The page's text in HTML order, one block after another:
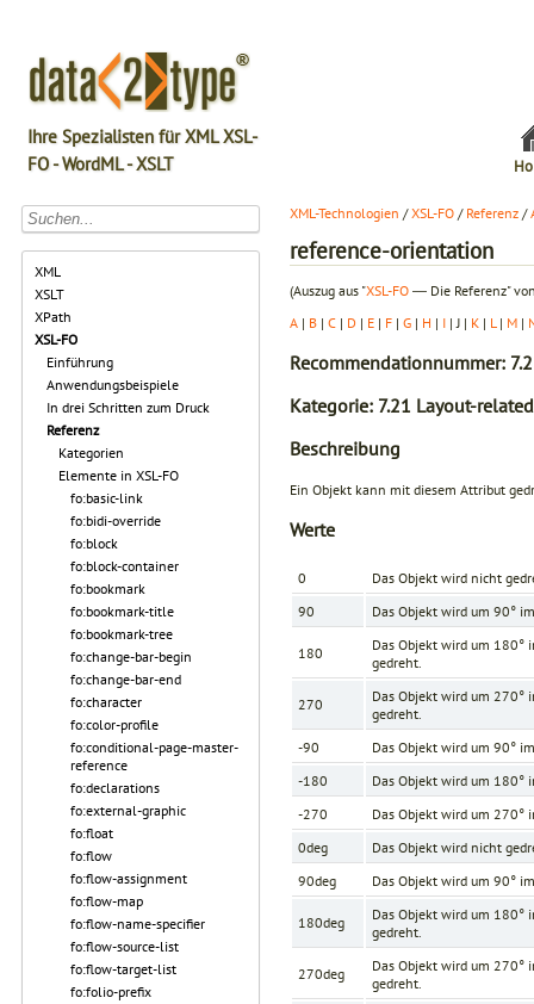
Ihre Spezialisten für XML XSL-
FO - WordML - XSLT
XML
XSLT
XPath
XSL-FO
Einführung
Anwendungsbeispiele
In drei Schritten zum Druck
Referenz
Kategorien
Elemente in XSL-FO
fo:basic-link
fo:bidi-override
fo:block
fo:block-container
fo:bookmark
fo:bookmark-title
fo:bookmark-tree
fo:change-bar-begin
fo:change-bar-end
fo:character
fo:color-profile
fo:conditional-page-master-
reference
fo:declarations
fo:external-graphic
fo:float
fo:flow
fo:flow-assignment
fo:flow-map
fo:flow-name-specifier
fo:flow-source-list
fo:flow-target-list
fo:folio-prefix
XML-Technologien /XSL-FO / Referenz /
reference-orientation
(Auszug aus "XSL-FO ― Die Referenz"
A | B | C | D | E | F | G | H | I | J | K | L | M |
Recommendationnummer:
Kategorie: 7.21 Layout-
Beschreibung
Ein Objekt kann mit diesem Attribut
Werte
0
Das Objekt wird nicht
90
Das Objekt wird um 90°
180
Das Objekt wird um 180°
gedreht.
270
Das Objekt wird um 270°
gedreht.
-90
Das Objekt wird um 90°
-180
Das Objekt wird um 180°
-270
Das Objekt wird um 270°
0deg
Das Objekt wird nicht
90deg
Das Objekt wird um 90°
180deg
Das Objekt wird um 180°
gedreht.
270deg
Das Objekt wird um 270°
gedreht.